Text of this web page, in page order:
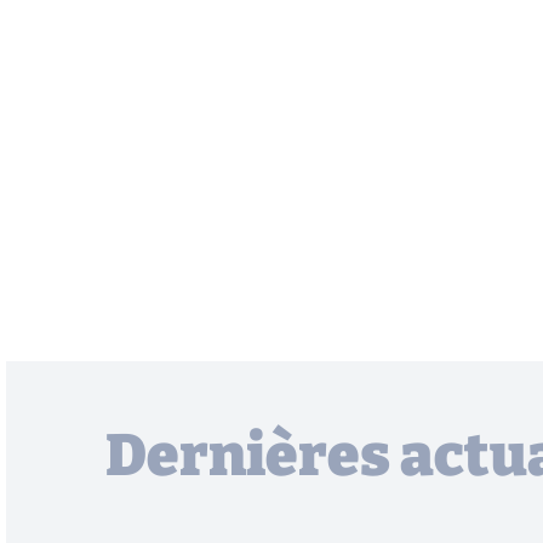
Dernières